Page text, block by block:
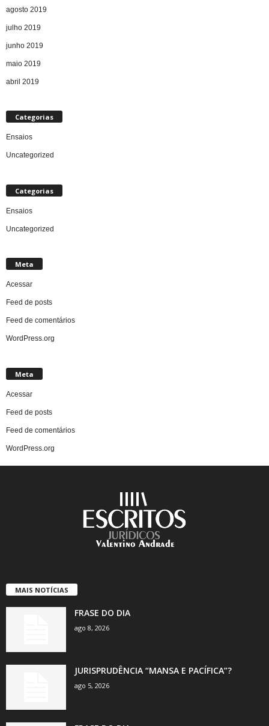
agosto 2019
julho 2019
junho 2019
maio 2019
abril 2019
Categorias
Ensaios
Uncategorized
Categorias
Ensaios
Uncategorized
Meta
Acessar
Feed de posts
Feed de comentários
WordPress.org
Meta
Acessar
Feed de posts
Feed de comentários
WordPress.org
MAIS NOTÍCIAS
FRASE DO DIA
ago 8, 2026
JURISPRUDÊNCIA “MANSA E PACÍFICA”?
ago 5, 2026